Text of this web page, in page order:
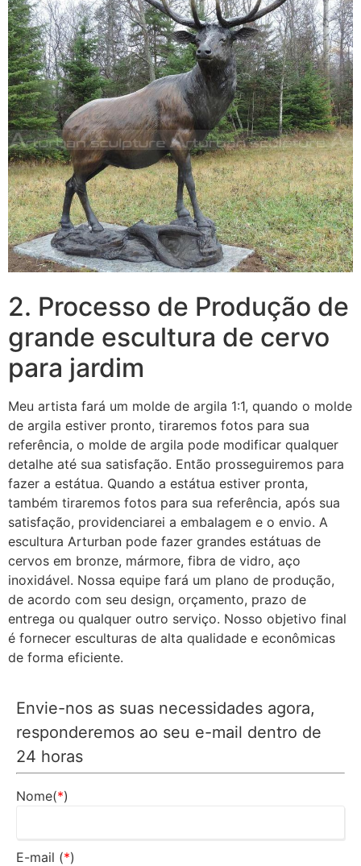
2. Processo de Produção de
grande escultura de cervo
para jardim
Meu artista fará um molde de argila 1:1, quando o molde
de argila estiver pronto, tiraremos fotos para sua
referência, o molde de argila pode modificar qualquer
detalhe até sua satisfação. Então prosseguiremos para
fazer a estátua. Quando a estátua estiver pronta,
também tiraremos fotos para sua referência, após sua
satisfação, providenciarei a embalagem e o envio. A
escultura Arturban pode fazer grandes estátuas de
cervos em bronze, mármore, fibra de vidro, aço
inoxidável. Nossa equipe fará um plano de produção,
de acordo com seu design, orçamento, prazo de
entrega ou qualquer outro serviço. Nosso objetivo final
é fornecer esculturas de alta qualidade e econômicas
de forma eficiente.
Envie-nos as suas necessidades agora,
responderemos ao seu e-mail dentro de
24 horas
Nome(*)
E-mail (*)